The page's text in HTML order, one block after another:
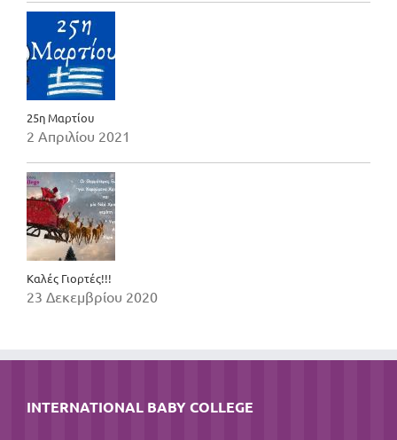
25η Μαρτίου
2 Απριλίου 2021
Καλές Γιορτές!!!
23 Δεκεμβρίου 2020
INTERNATIONAL BABY COLLEGE